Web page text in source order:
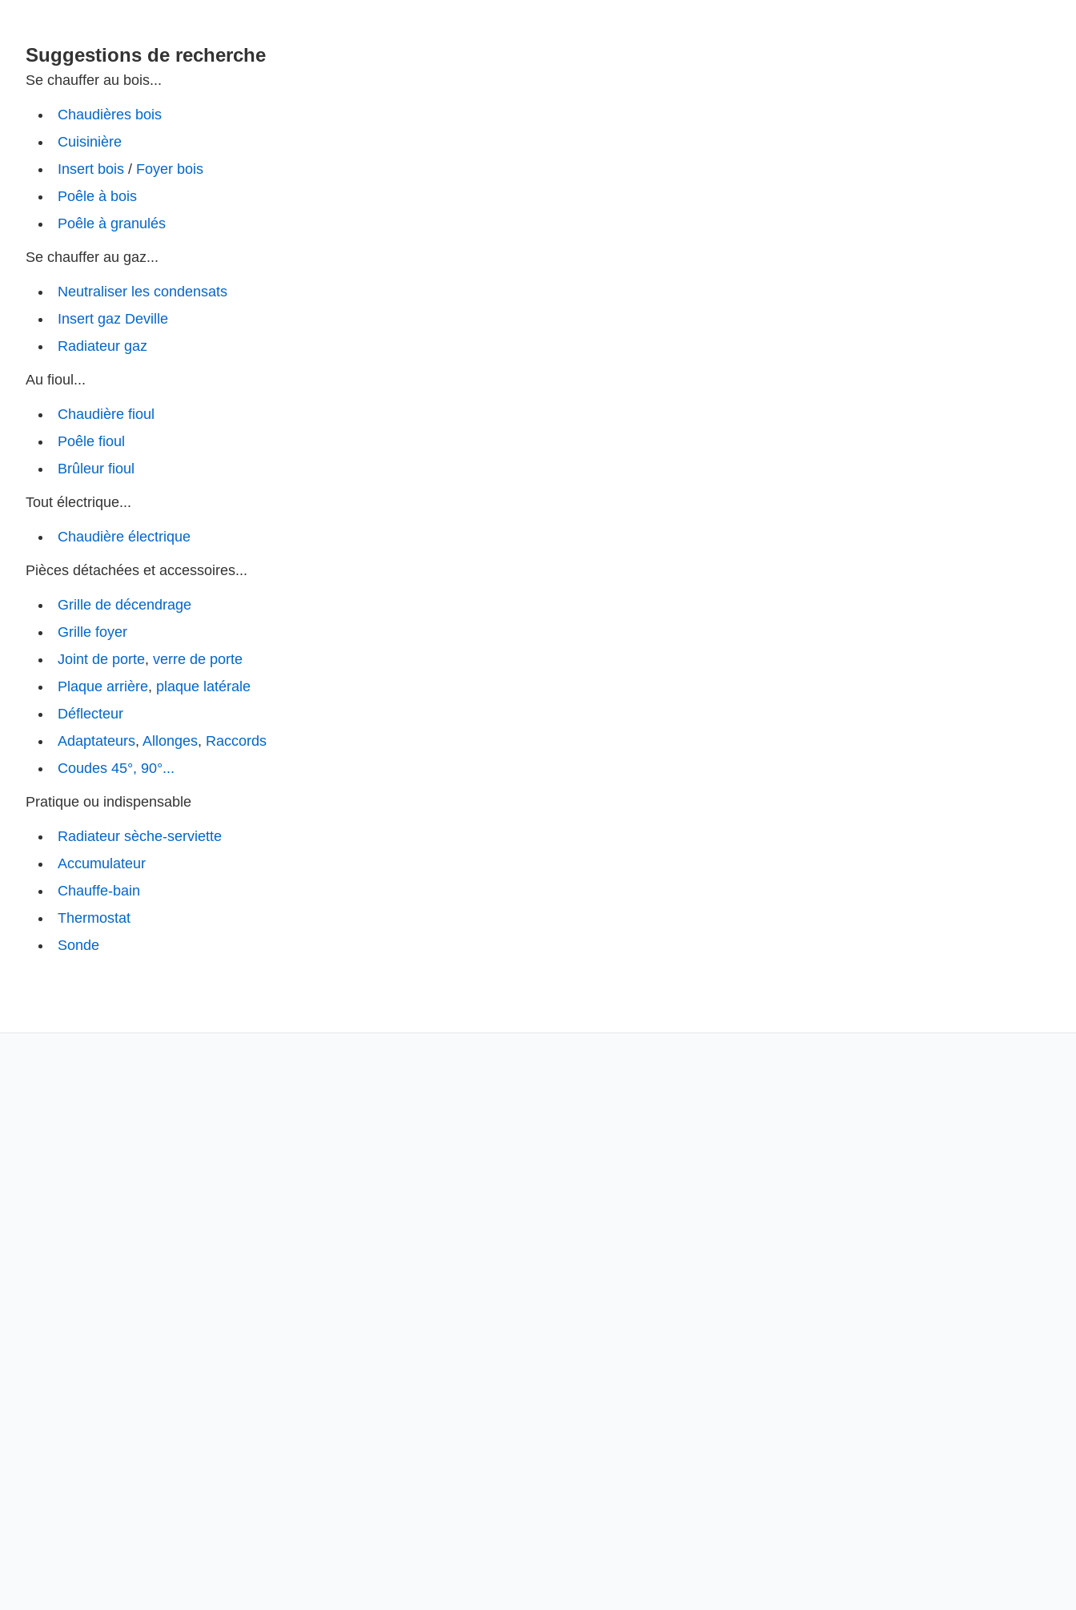
Suggestions de recherche
Se chauffer au bois...
Chaudières bois
Cuisinière
Insert bois/ Foyer bois
Poêle à bois
Poêle à granulés
Se chauffer au gaz...
Neutraliser les condensats
Insert gaz Deville
Radiateur gaz
Au fioul...
Chaudière fioul
Poêle fioul
Brûleur fioul
Tout électrique...
Chaudière électrique
Pièces détachées et accessoires...
Grille de décendrage
Grille foyer
Joint de porte, verre de porte
Plaque arrière, plaque latérale
Déflecteur
Adaptateurs, Allonges, Raccords
Coudes 45°, 90°...
Pratique ou indispensable
Radiateur sèche-serviette
Accumulateur
Chauffe-bain
Thermostat
Sonde